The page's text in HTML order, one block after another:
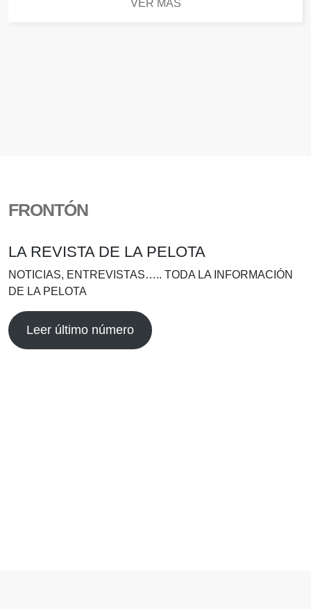
VER MÁS
FRONTÓN
LA REVISTA DE LA PELOTA
NOTICIAS, ENTREVISTAS….. TODA LA INFORMACIÓN
DE LA PELOTA
Leer último número